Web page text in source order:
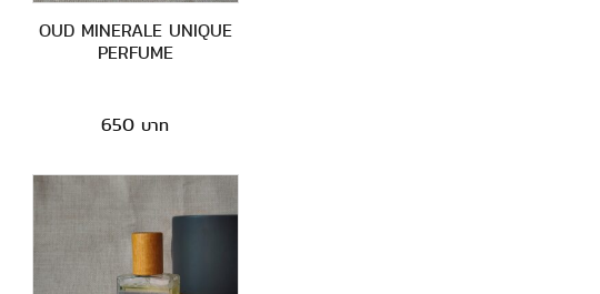
OUD MINERALE UNIQUE
PERFUME
650